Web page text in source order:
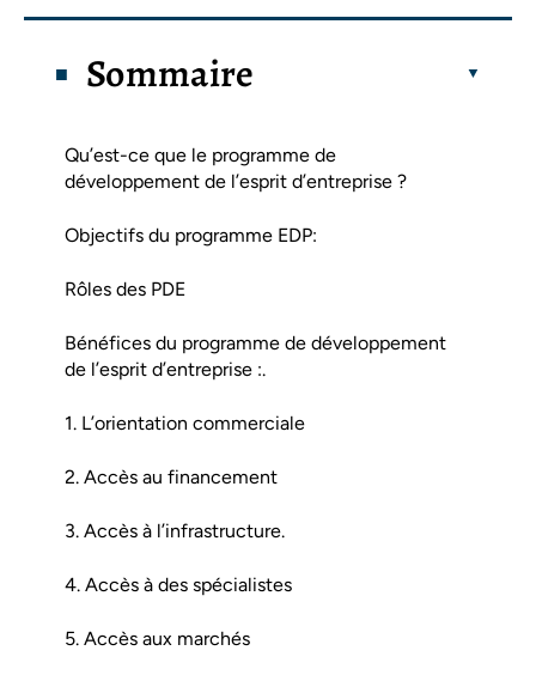
Sommaire
Qu’est-ce que le programme de
développement de l’esprit d’entreprise ?
Objectifs du programme EDP:
Rôles des PDE
Bénéfices du programme de développement
de l’esprit d’entreprise :.
1. L’orientation commerciale
2. Accès au financement
3. Accès à l’infrastructure.
4. Accès à des spécialistes
5. Accès aux marchés